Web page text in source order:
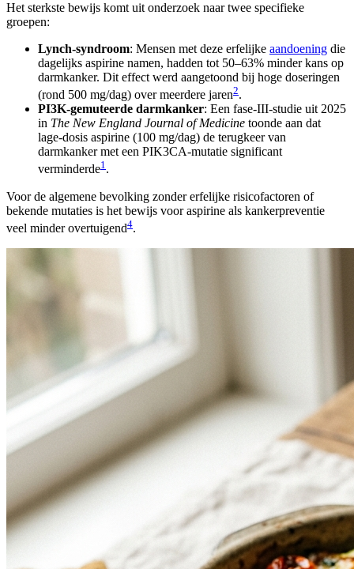
Het sterkste bewijs komt uit onderzoek naar twee specifieke
groepen:
Lynch-syndroom: Mensen met deze erfelijke aandoening die
dagelijks aspirine namen, hadden tot 50–63% minder kans op
darmkanker. Dit effect werd aangetoond bij hoge doseringen
(rond 500 mg/dag) over meerdere jaren2.
PI3K-gemuteerde darmkanker: Een fase-III-studie uit 2025
in The New England Journal of Medicine toonde aan dat
lage-dosis aspirine (100 mg/dag) de terugkeer van
darmkanker met een PIK3CA-mutatie significant
verminderde1.
Voor de algemene bevolking zonder erfelijke risicofactoren of
bekende mutaties is het bewijs voor aspirine als kankerpreventie
veel minder overtuigend4.